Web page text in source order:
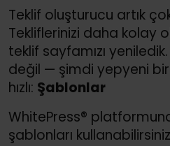
Teklif oluşturucu artık
Tekliflerinizi daha kolay
teklif sayfamızı
değil — şimdi yepyeni
hızlı: Şablonlar
WhitePress®
şablonları